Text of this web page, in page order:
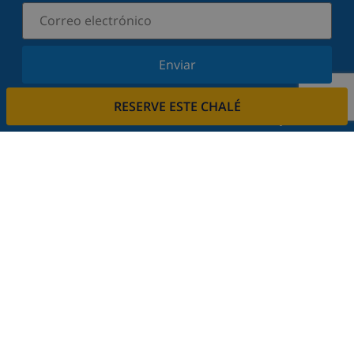
RESERVE ESTE CHALÉ
Enviar
Suscríbase a nuestro boletín y manténgase
ofertas. Respetamos su privacidad.